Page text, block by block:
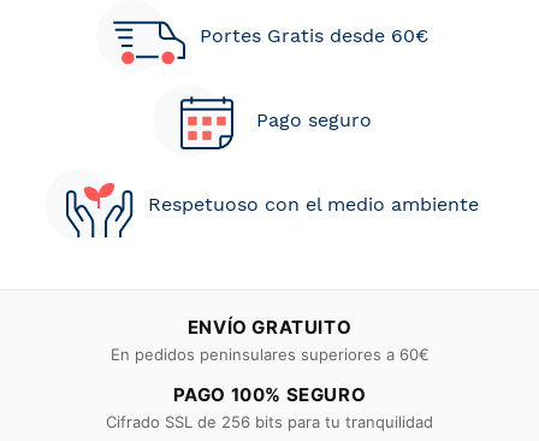
Portes Gratis desde 60€
Pago seguro
Respetuoso con el medio ambiente
ENVÍO GRATUITO
En pedidos peninsulares superiores a 60€
PAGO 100% SEGURO
Cifrado SSL de 256 bits para tu tranquilidad